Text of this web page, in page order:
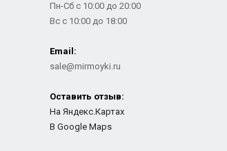
Пн-Сб с 10:00 до 20:00
Вс с 10:00 до 18:00
Email:
sale@mirmoyki.ru
Оставить отзыв:
На Яндекс.Картах
В Google Maps